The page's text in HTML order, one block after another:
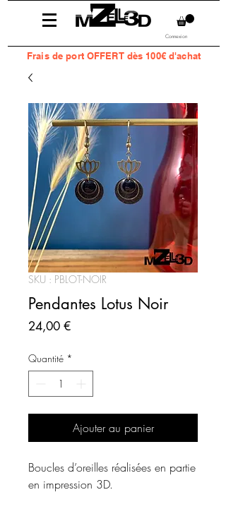
Connexion
Fraisde port OFFERT dès 100€ d'achat
SKU : PBLOT-NOIR
Pendantes Lotus Noir
24,00 €Prix
Quantité *
Ajouter au panier
Boucles d’oreilles réalisées en partie
en impression 3D.